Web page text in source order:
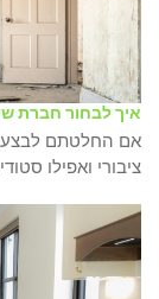
איך לבחור חברת
אם החלטתם לבצע
ציבורי ואפילו